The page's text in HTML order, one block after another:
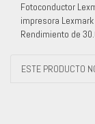
Fotoconductor
impresora
Rendimiento de
ESTE PRODUCTO